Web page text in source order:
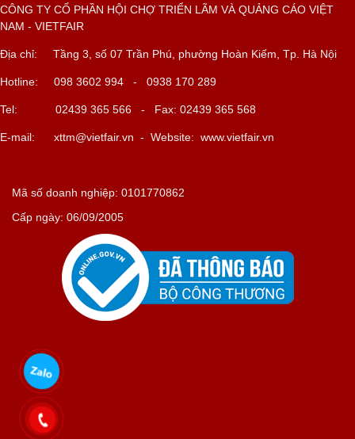
CÔNG TY CỔ PHẦN HỘI CHỢ TRIỂN LÃM VÀ QUẢNG CÁO VIỆT
NAM - VIETFAIR
Địa chỉ: Tầng 3, số 07 Trần Phú, phường Hoàn Kiếm, Tp. Hà Nội
Hotline: 098 3602 994 - 0938 170 289
Tel: 02439 365 566 - Fax: 02439 365 568
E-mail: xttm@vietfair.vn - Website: www.vietfair.vn
Mã số doanh nghiệp: 0101770862
Cấp ngày: 06/09/2005